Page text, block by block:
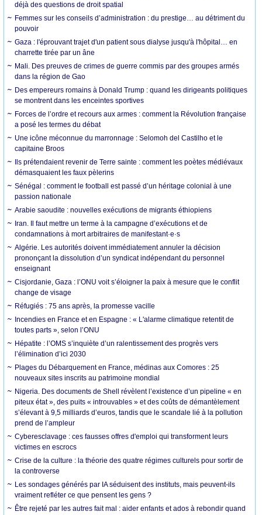
déjà des questions de droit spatial
Femmes sur les conseils d’administration : du prestige… au détriment du
pouvoir
Gaza : l'éprouvant trajet d'un patient sous dialyse jusqu'à l'hôpital… en
charrette tirée par un âne
Mali. Des preuves de crimes de guerre commis par des groupes armés
dans la région de Gao
Des empereurs romains à Donald Trump : quand les dirigeants politiques
se montrent dans les enceintes sportives
Forces de l’ordre et recours aux armes : comment la Révolution française
a posé les termes du débat
Une icône méconnue du marronnage : Selomoh del Castilho et le
capitaine Broos
Ils prétendaient revenir de Terre sainte : comment les poètes médiévaux
démasquaient les faux pèlerins
Sénégal : comment le football est passé d’un héritage colonial à une
passion nationale
Arabie saoudite : nouvelles exécutions de migrants éthiopiens
Iran. Il faut mettre un terme à la campagne d’exécutions et de
condamnations à mort arbitraires de manifestant·e·s
Algérie. Les autorités doivent immédiatement annuler la décision
prononçant la dissolution d’un syndicat indépendant du personnel
enseignant
Cisjordanie, Gaza : l’ONU voit s’éloigner la paix à mesure que le conflit
change de visage
Réfugiés : 75 ans après, la promesse vacille
Incendies en France et en Espagne : « L'alarme climatique retentit de
toutes parts », selon l’ONU
Hépatite : l’OMS s’inquiète d’un ralentissement des progrès vers
l’élimination d’ici 2030
Plages du Débarquement en France, médinas aux Comores : 25
nouveaux sites inscrits au patrimoine mondial
Nigeria. Des documents de Shell révèlent l’existence d’un pipeline « en
piteux état », des puits « introuvables » et des coûts de démantèlement
s’élevant à 9,5 milliards d’euros, tandis que le scandale lié à la pollution
prend de l’ampleur
Cyberesclavage : ces fausses offres d'emploi qui transforment leurs
victimes en escrocs
Crise de la culture : la théorie des quatre régimes culturels pour sortir de
la controverse
Les sondages générés par IA séduisent des instituts, mais peuvent-ils
vraiment refléter ce que pensent les gens ?
Être rejeté par les autres fait mal : aider enfants et ados à rebondir quand